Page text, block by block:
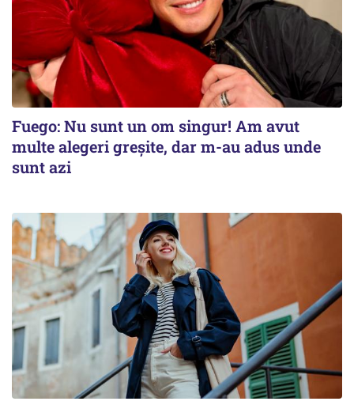
Fuego: Nu sunt un om singur! Am avut
multe alegeri greșite, dar m-au adus unde
sunt azi